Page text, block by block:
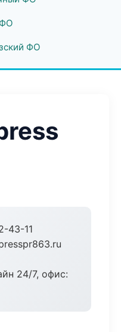
ФО
43-11
24/7, офис: